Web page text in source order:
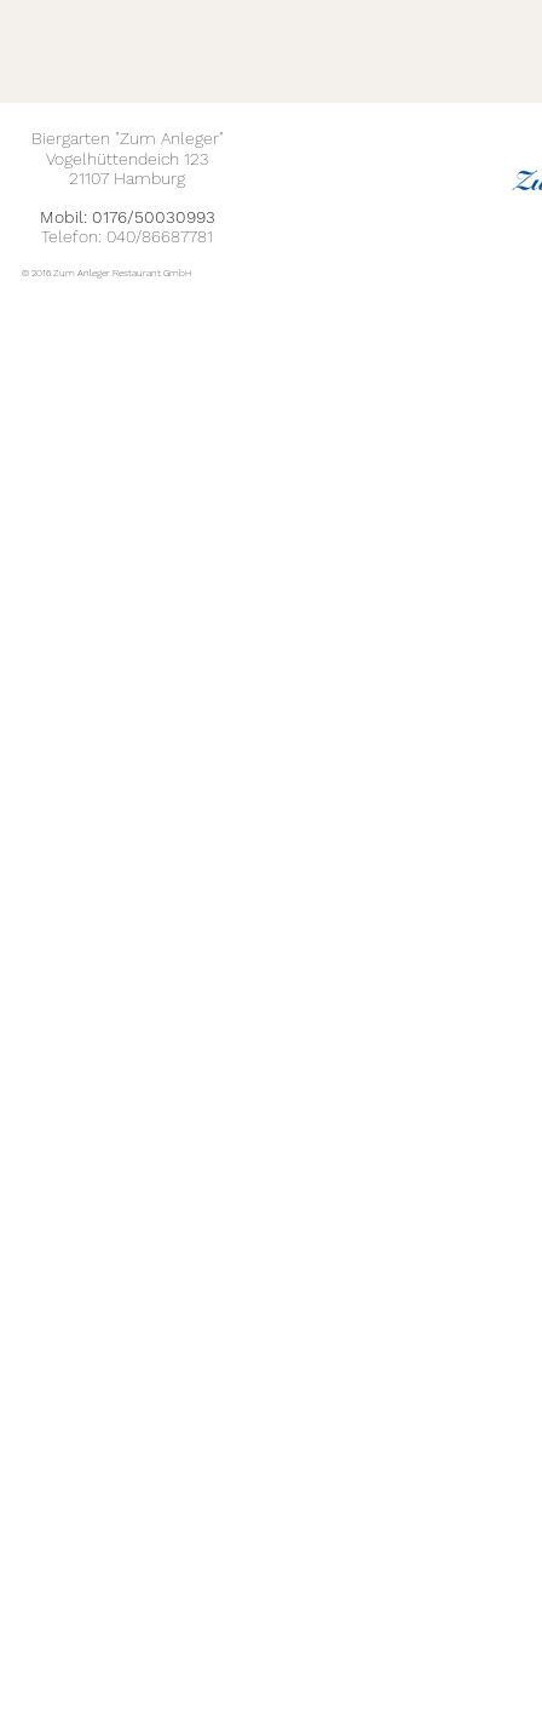
Biergarten "Zum Anleger"
Vogelhüttendeich 123
21107 Hamburg
Mobil: 0176/50030993​
Telefon: 040/86687781
© 2016 Zum Anleger Restaurant GmbH